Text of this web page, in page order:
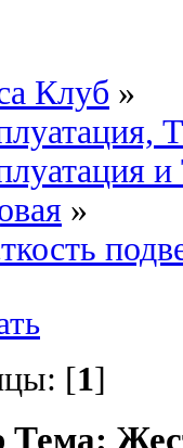
Клуб »
»
[1]
Тема: